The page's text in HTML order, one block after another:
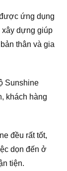
ứng dụng
xây dựng giúp
thân và gia
Sunshine
khách hàng
đều rất tốt,
dọn đến ở
tiện.